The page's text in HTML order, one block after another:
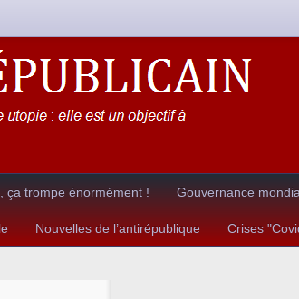
ça trompe énormément ! Gouvernance
Nouvelles de l’antirépublique Crises